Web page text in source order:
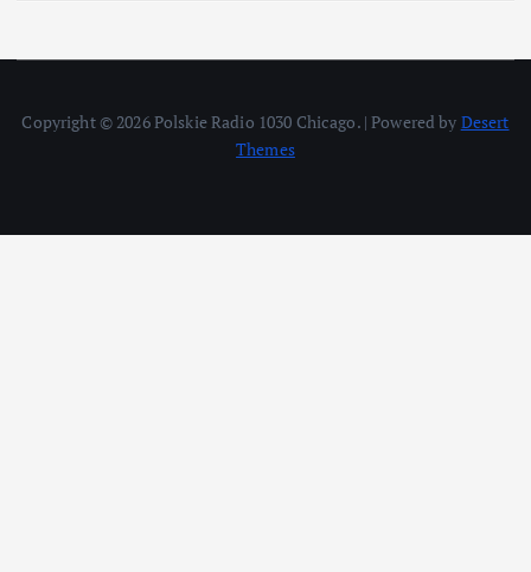
Copyright © 2026 Polskie Radio 1030 Chicago. | Powered by Desert
Themes